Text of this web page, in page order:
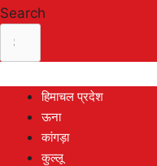
Search
हिमाचल प्रदेश
ऊना
कांगड़ा
कुल्लू